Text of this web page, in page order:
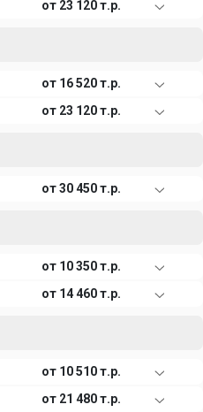
от 23 120 т.р.
от 16 520 т.р.
от 23 120 т.р.
от 30 450 т.р.
от 10 350 т.р.
от 14 460 т.р.
от 10 510 т.р.
от 21 480 т.р.